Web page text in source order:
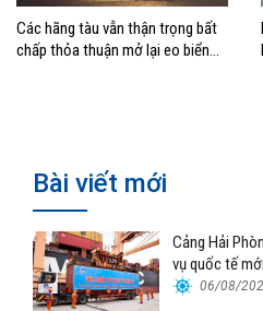
Các hãng tàu vẫn thận trọng bất
chấp thỏa thuận mở lại eo biển
Bài viết mới
Cảng Hải
vụ quốc tế mới
06/08/